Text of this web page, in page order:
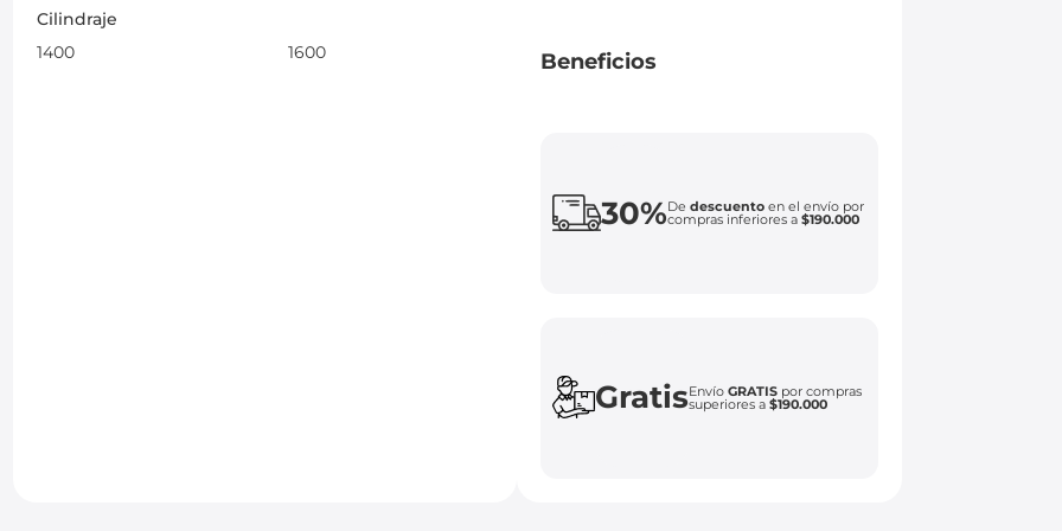
Cilindraje
1400
1600 Beneficios
30%De descuentoen el envío por
compras inferiores a $190.000
GratisEnvío GRATISpor compras
superiores a $190.000